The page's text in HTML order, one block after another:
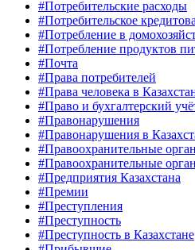
#Потребительские расходы
#Потребительское
#Потребление в
#Потребление продуктов
#Почта
#Права потребителей
#Права человека в
#Право и бухгалтерский
#Правонарушения
#Правонарушения в
#Правоохранительные
#Правоохранительные
#Предприятия Казахстана
#Премии
#Преступления
#Преступность
#Преступность в Казахстане